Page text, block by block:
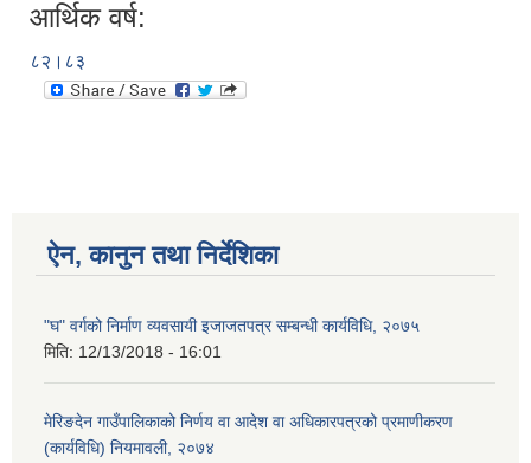
आर्थिक वर्ष:
८२।८३
ऐन, कानुन तथा निर्देशिका
"घ" वर्गको निर्माण व्यवसायी इजाजतपत्र सम्बन्धी कार्यविधि, २०७५
मिति: 12/13/2018 - 16:01
मेरिङदेन गाउँपालिकाको निर्णय वा आदेश वा अधिकारपत्रको प्रमाणीकरण
(कार्यविधि) नियमावली, २०७४